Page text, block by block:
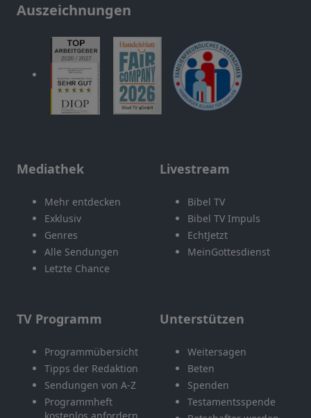
Auszeichnungen
Mediathek
Mehr entdecken
Exklusiv
Genres
Alle Sendungen
Letzte Chance
Livestream
Bibel TV
Bibel TV Impuls
EchtJetzt
MeinGottesdienst
TV Programm
Programmübersicht
Tipps der Redaktion
Sendungen von A-Z
Programmheft
Unterstützen
Weitersagen
Beten
Spenden
Testamentsspende